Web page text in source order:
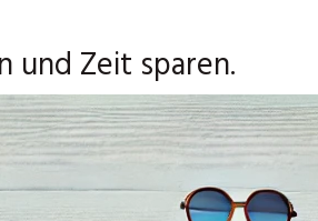
und Zeit sparen.